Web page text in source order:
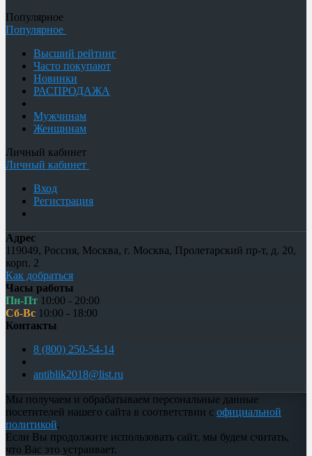
Популярное
Популярное
Высший рейтинг
Часто покупают
Новинки
РАСПРОДАЖА
Мужчинам
Женщинам
Личный кабинет
Личный кабинет
Вход
Регистрация
Адрес
119049, Россия, Москва, г. Москва, Пролетарский пр-т, д. 20,
корп. 2
Как добраться
Часы работы
Пн-Пт 10:00 - 20:00
Сб-Вс 10:00 - 18:00
Контакты
8 (800) 250-54-14
antiblik2018@list.ru
Мы получаем и обрабатываем персональные данные
посетителей нашего сайта в соответствии с официальной
политикой.
Если Вы продолжите использовать сайт, мы будем считать,
что Вас это устраивает.